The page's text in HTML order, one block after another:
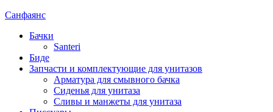
Санфаянс
Бачки
Santeri
Биде
Запчасти и комплектующие для унитазов
Арматура для смывного бачка
Сиденья для унитаза
Сливы и манжеты для унитаза